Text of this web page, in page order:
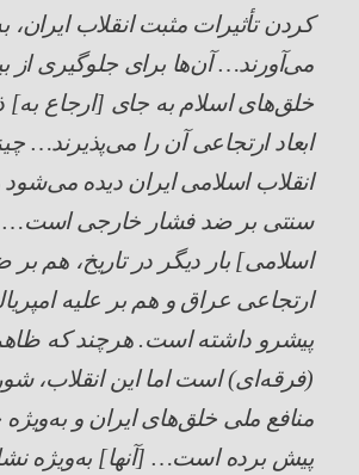
کردن تأثیرات مثبت انقلاب ایران،
می‌آورند… آن‌ها برای جلوگیری از
خلق‌های اسلام به جای [ارجاع به]
ابعاد ارتجاعی آن را می‌پذیرند…
انقلاب اسلامی ایران دیده
سنتی بر ضد فشار خارجی است…
اسلامی] بار دیگر در تاریخ، هم بر
ارتجاعی عراق و هم بر علیه
پیشرو داشته است. هرچند که
(فرقه‌ای) است اما این انقلاب،
منافع ملی خلق‌های ایران و
پیش برده است… [آنها] به‌ویژه